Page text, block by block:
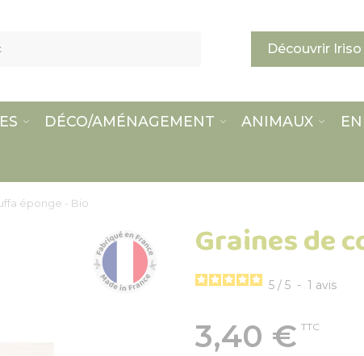
Découvrir Iriso
DÉCO/AMÉNAGEMENT ANIMAUX
éponge - Bio
Graines de
5 / 5 - 1 avis
3,40 € TTC